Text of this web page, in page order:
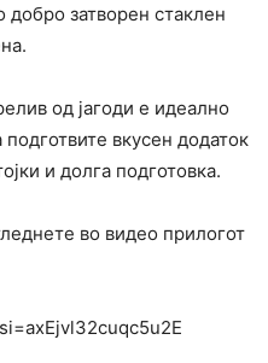
затворен стаклен
од јагоди е идеално
вкусен додаток
и долга подготовка.
во видео прилогот